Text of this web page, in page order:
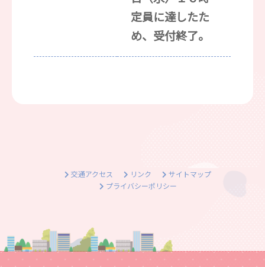
定員に達したた
め、受付終了。
交通アクセス リンク
サイトマップ
プライバシーポリシー